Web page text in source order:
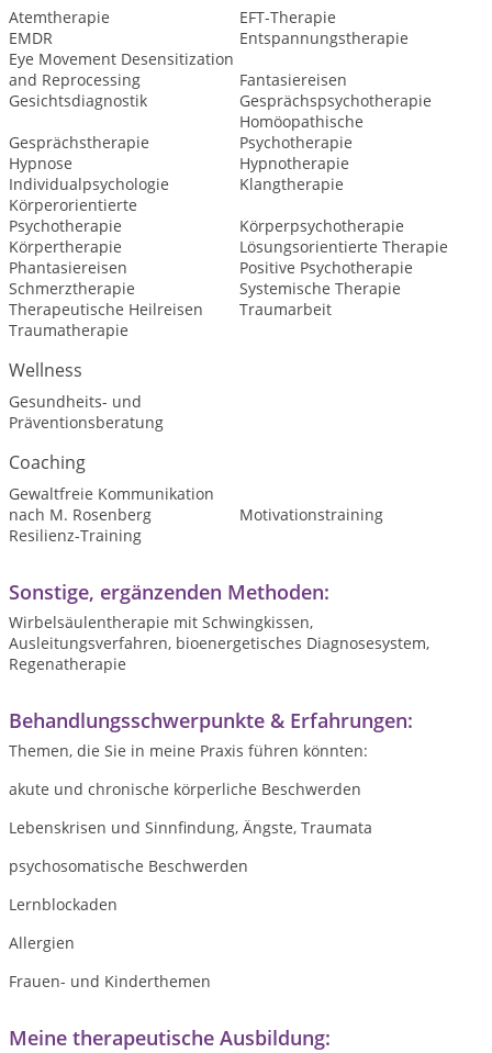
Atemtherapie
EFT-Therapie
EMDR
Entspannungstherapie
Eye Movement Desensitization
and Reprocessing
Fantasiereisen
Gesichtsdiagnostik
Gesprächspsychotherapie
Gesprächstherapie
Homöopathische
Psychotherapie
Hypnose
Hypnotherapie
Individualpsychologie
Klangtherapie
Körperorientierte
Psychotherapie
Körperpsychotherapie
Körpertherapie
Lösungsorientierte Therapie
Phantasiereisen
Positive Psychotherapie
Schmerztherapie
Systemische Therapie
Therapeutische Heilreisen
Traumarbeit
Traumatherapie
Wellness
Gesundheits- und
Präventionsberatung
Coaching
Gewaltfreie Kommunikation
nach M. Rosenberg
Motivationstraining
Resilienz-Training
Sonstige, ergänzenden Methoden:
Wirbelsäulentherapie mit Schwingkissen,
Ausleitungsverfahren, bioenergetisches Diagnosesystem,
Regenatherapie
Behandlungsschwerpunkte & Erfahrungen:
Themen, die Sie in meine Praxis führen könnten:
akute und chronische körperliche Beschwerden
Lebenskrisen und Sinnfindung, Ängste, Traumata
psychosomatische Beschwerden
Lernblockaden
Allergien
Frauen- und Kinderthemen
Meine therapeutische Ausbildung: